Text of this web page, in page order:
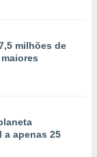
milhões de
a apenas 25